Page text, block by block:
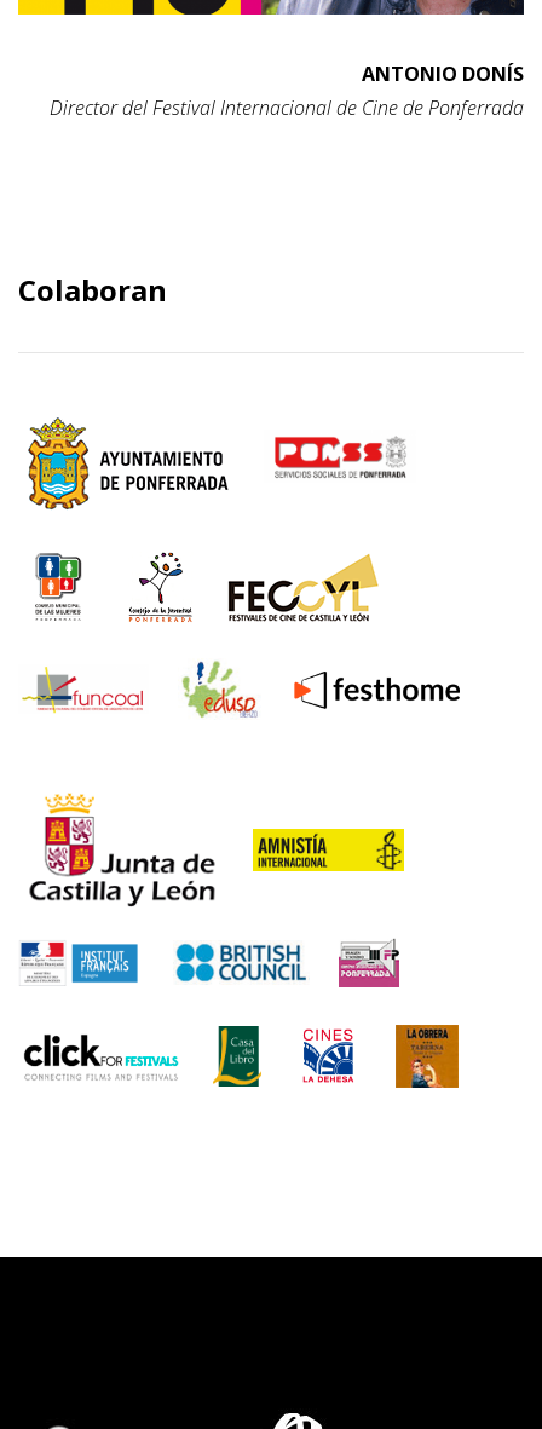
ANTONIO DONÍS
Director del Festival Internacional de Cine de Ponferrada
Colaboran